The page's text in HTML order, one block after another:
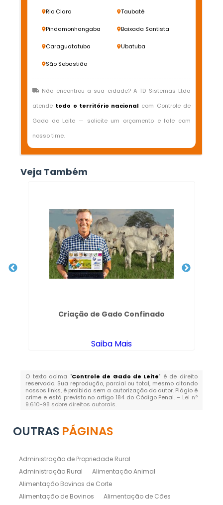
Rio Claro Taubaté
Pindamonhangaba Baixada Santista
Caraguatatuba Ubatuba
São Sebastião
Não encontrou a sua cidade? A TD Sistemas Ltda
atende todo o território nacional com Controle de
Gado de Leite — solicite um orçamento e fale com
nosso time.
Veja Também
Criação de Gado Confinado
Saiba Mais
O texto acima "Controle de Gado de Leite" é de direito
reservado. Sua reprodução, parcial ou total, mesmo citando
nossos links, é proibida sem a autorização do autor. Plágio é
crime e está previsto no artigo 184 do Código Penal. – Lei n°
9.610-98 sobre direitos autorais.
OUTRAS PÁGINAS
Administração de Propriedade Rural
Administração Rural
Alimentação Animal
Alimentação Bovinos de Corte
Alimentação de Bovinos
Alimentação de Cães